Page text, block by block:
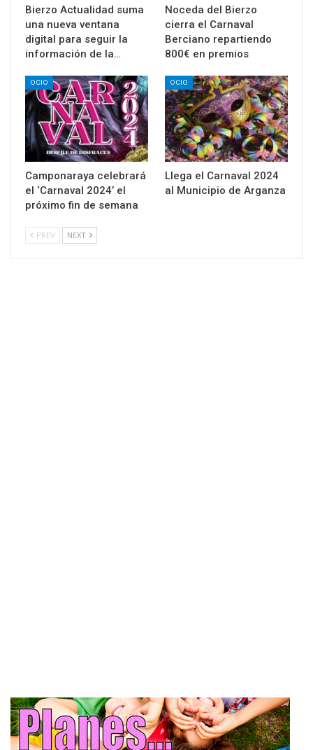
Bierzo Actualidad suma
una nueva ventana
digital para seguir la
información de la…
Noceda del Bierzo
cierra el Carnaval
Berciano repartiendo
800€ en premios
OCIO
Camponaraya celebrará
el ‘Carnaval 2024’ el
próximo fin de semana
OCIO
Llega el Carnaval 2024
al Municipio de Arganza
PREV NEXT